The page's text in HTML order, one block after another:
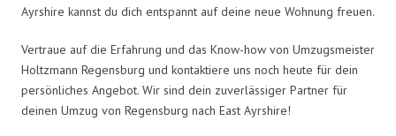
Ayrshire kannst du dich entspannt auf deine neue Wohnung freuen.
Vertraue auf die Erfahrung und das Know-how von Umzugsmeister
Holtzmann Regensburg und kontaktiere uns noch heute für dein
persönliches Angebot. Wir sind dein zuverlässiger Partner für
deinen Umzug von Regensburg nach East Ayrshire!